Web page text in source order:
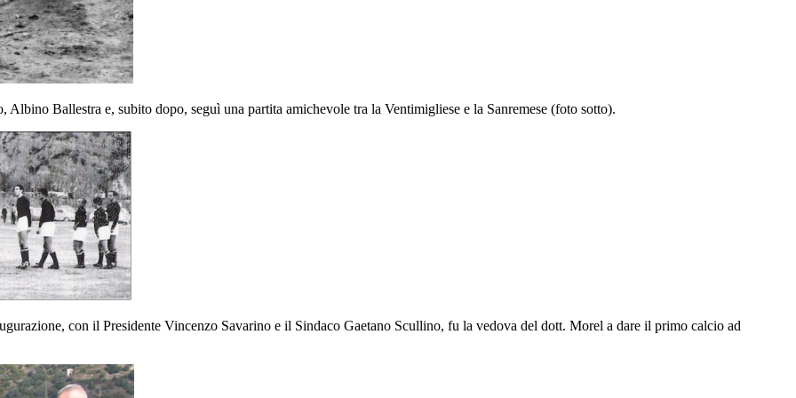
Ballestra e, subito dopo, seguì una partita amichevole tra la Ventimigliese e la Sanremese (foto sotto).
con il Presidente Vincenzo Savarino e il Sindaco Gaetano Scullino, fu la vedova del dott. Morel a dare il primo calcio ad